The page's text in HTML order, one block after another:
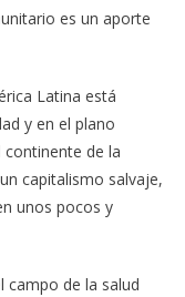
es un aporte
Latina está
y en el plano
de la
capitalismo salvaje,
unos pocos y
campo de la salud